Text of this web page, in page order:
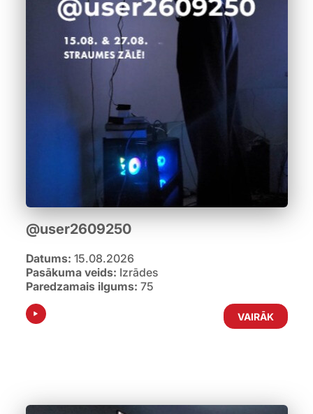
@user2609250
Datums: 15.08.2026
Pasākuma veids: Izrādes
Paredzamais ilgums: 75
VAIRĀK